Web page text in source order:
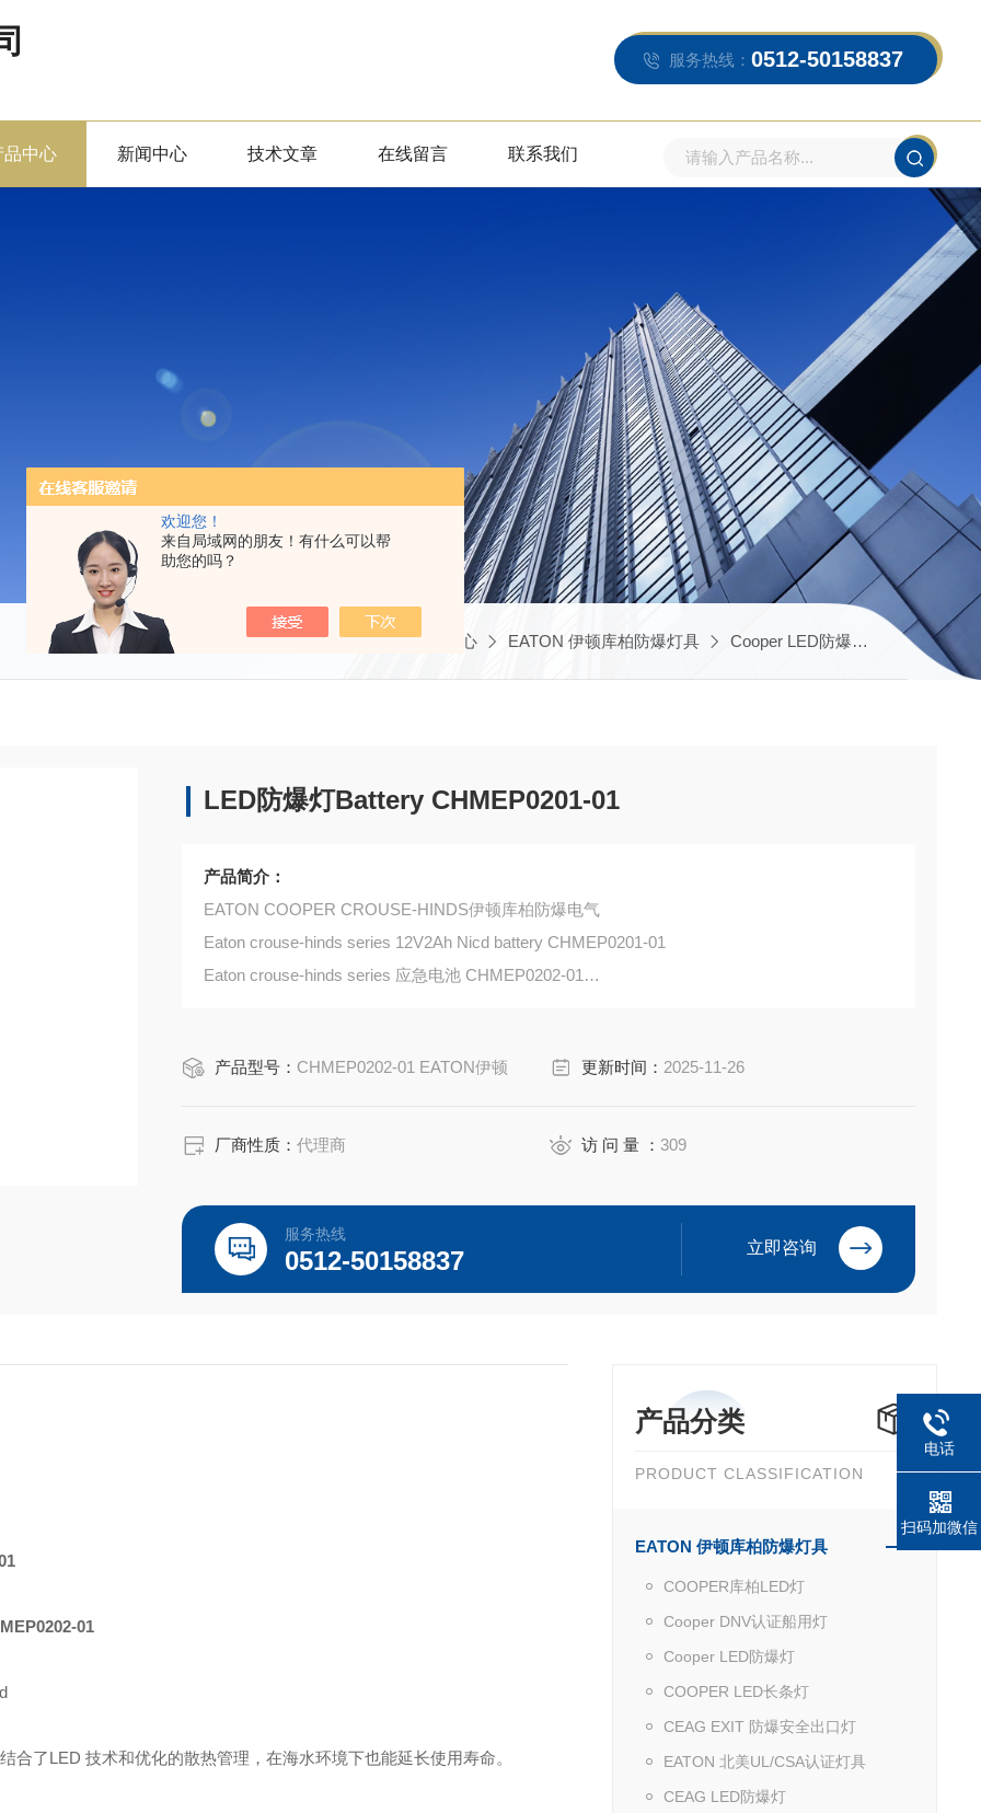
欢迎您！
来自局域网的朋友！有什么可以帮
助您的吗？
服务热线： 0512-50158837
品中心 新闻中心 技术文章 在线留言 联系我们
当前位置：首页 产品中心 EATON 伊顿库柏防爆灯具 Cooper LED防爆灯
LED防爆灯Battery CHMEP0201-01
产品简介：
EATON COOPER CROUSE-HINDS伊顿库柏防爆电气
Eaton crouse-hinds series 12V2Ah Nicd battery CHMEP0201-01
Eaton crouse-hinds series 应急电池 CHMEP0202-01
产品型号： CHMEP0202-01 EATON伊顿 更新时间： 2025-11-26
厂商性质：代理商 访 问 量 ：309
服务热线
0512-50158837 立即咨询
产品分类
PRODUCT CLASSIFICATION
EATON 伊顿库柏防爆灯具
COOPER库柏LED灯
Cooper DNV认证船用灯
Cooper LED防爆灯
COOPER LED长条灯
CEAG EXIT 防爆安全出口灯
EATON 北美UL/CSA认证灯具
CEAG LED防爆灯
01
了LED 技术和优化的散热管理，在海水环境下也能延长使用寿命。
电话
扫码加微信